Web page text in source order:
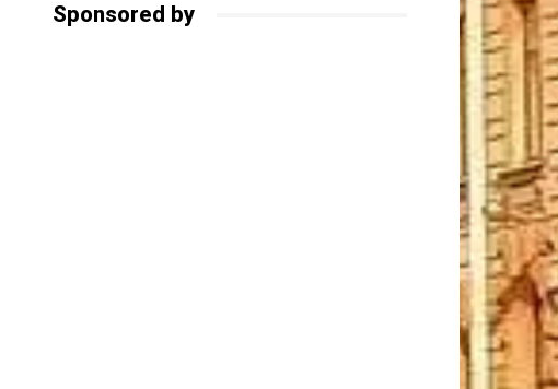
Sponsored by